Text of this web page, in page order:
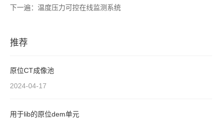
下一遍：温度压力可控在线监测系统
推荐
原位CT成像池
2024-04-17
用于lib的原位dem单元